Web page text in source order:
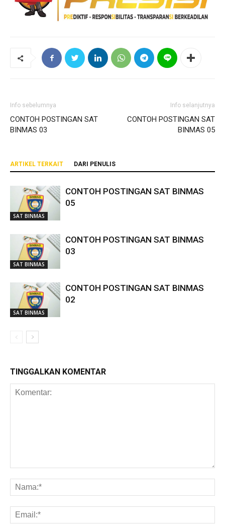
Info sebelumnya
CONTOH POSTINGAN SAT
BINMAS 03
Info selanjutnya
CONTOH POSTINGAN SAT
BINMAS 05
ARTIKEL TERKAIT DARI PENULIS
SAT BINMAS
CONTOH POSTINGAN SAT BINMAS
05
SAT BINMAS
CONTOH POSTINGAN SAT BINMAS
03
SAT BINMAS
CONTOH POSTINGAN SAT BINMAS
02
TINGGALKAN KOMENTAR